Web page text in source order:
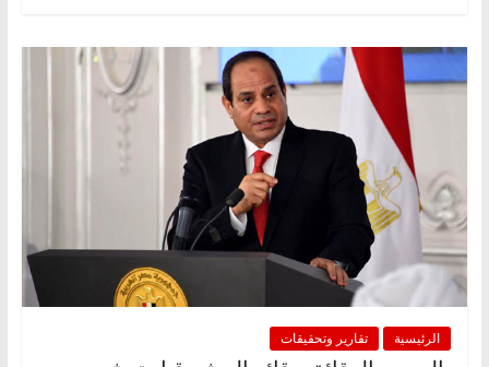
الرئيسية تقارير وتحقيقات